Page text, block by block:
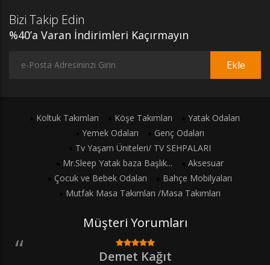
Bizi Takip Edin
%40’a Varan İndirimleri Kaçırmayın
Ekle
Koltuk Takımları Köşe Takımları
Yatak Odaları
Yemek Odaları
Genç Odaları
Tv Yaşam Üniteleri/ TV SEHPALARI
Mr.Sleep Yatak baza Başlık...
Aksesuar
Çocuk ve Bebek Odaları
Bahçe Mobilyaları
Mutfak Masa Takımları /Masa Takımları
Müşteri Yorumları
Demet Kağıt